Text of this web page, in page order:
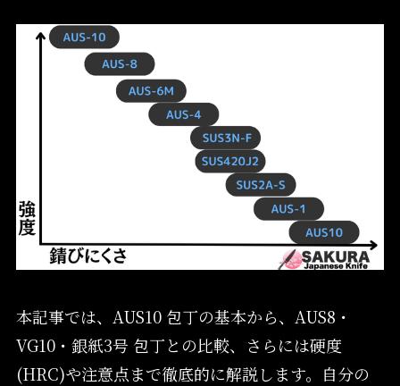
本記事では、AUS10 包丁の基本から、AUS8・
VG10・銀紙3号 包丁との比較、さらには硬度
(HRC)や注意点まで徹底的に解説します。自分の